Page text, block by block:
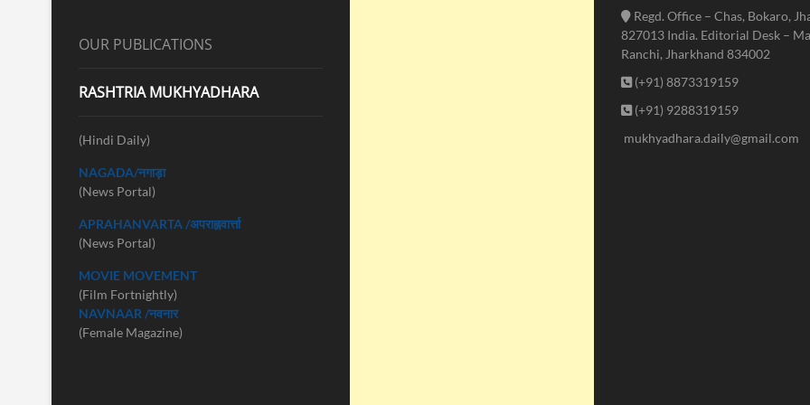
OUR PUBLICATIONS
RASHTRIA MUKHYADHARA
(Hindi Daily)
NAGADA/नगाड़ा
(News Portal)
APRAHANVARTA /अपराह्नवार्त्ता
(News Portal)
MOVIE MOVEMENT
(Film Fortnightly)
NAVNAAR /नवनार
(Female Magazine)
Regd. Office – Chas, Bokaro,
827013 India. Editorial Desk –
Ranchi, Jharkhand 834002
(+91) 8873319159
(+91) 9288319159
mukhyadhara.daily@gmail.com